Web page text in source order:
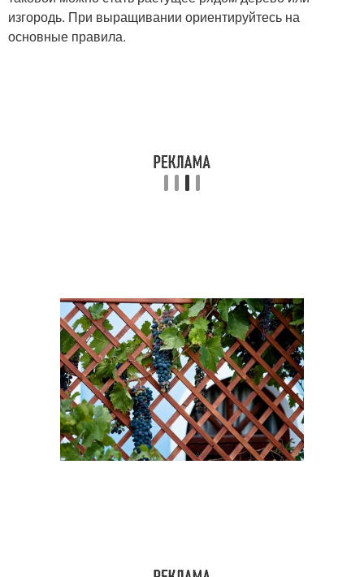
изгородь. При выращивании ориентируйтесь на
основные правила.